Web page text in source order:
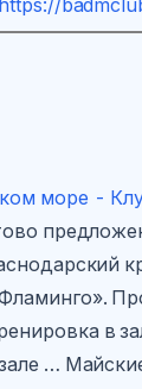
море -
в
…